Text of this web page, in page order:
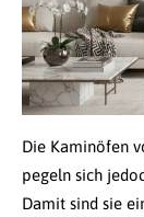
Die Kaminöfen
pegeln sich
Damit sind sie